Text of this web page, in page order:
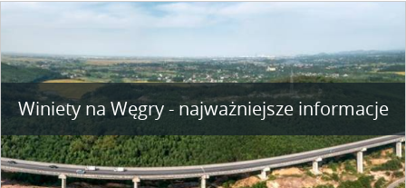
Winiety na Węgry - najważniejsze informacje